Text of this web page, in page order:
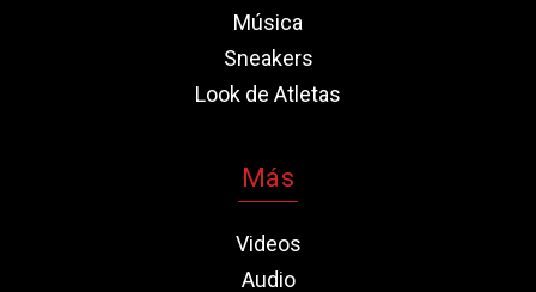
Música
Sneakers
Look de Atletas
Más
Videos
Audio